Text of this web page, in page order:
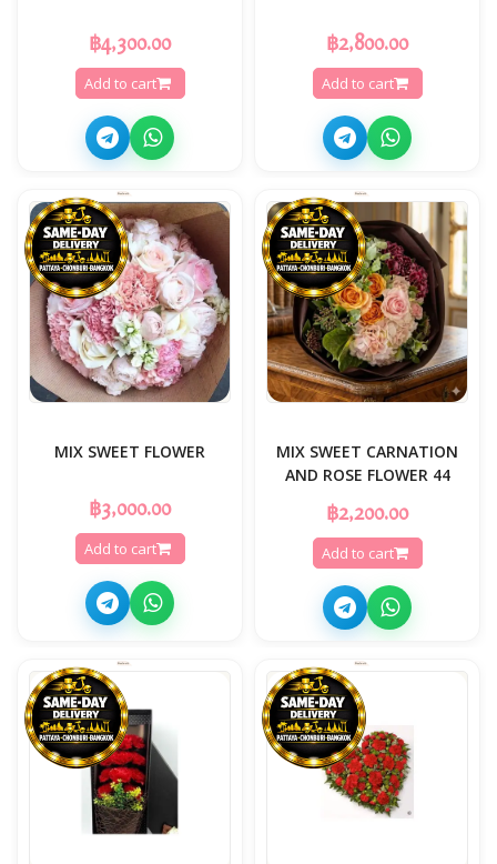
฿2,800.00
Add to cart
฿4,300.00
Add to cart
MIX SWEET CARNATION
AND ROSE FLOWER 44
฿2,200.00
Add to cart
MIX SWEET FLOWER
฿3,000.00
Add to cart